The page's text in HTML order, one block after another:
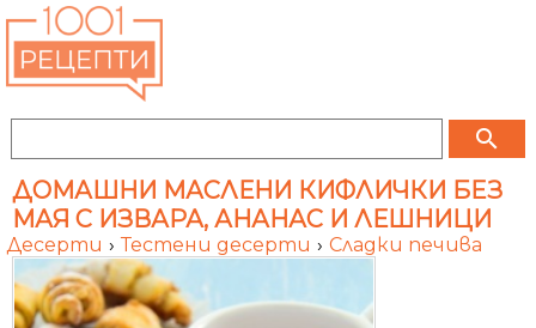
search
ДОМАШНИ МАСЛЕНИ КИФЛИЧКИ БЕЗ
МАЯ С ИЗВАРА, АНАНАС И ЛЕШНИЦИ
Десерти › Тестени десерти › Сладки печива